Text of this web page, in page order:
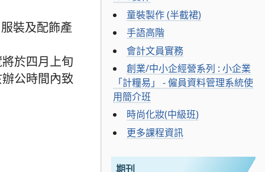
裝及配飾產
於四月上旬
公時間內致
童裝製作 (半截裙)
手語高階
會計文員實務
創業/中小企經營系列 : 小企業
「計糧易」 - 僱員資料管理系統使
用簡介班
時尚化妝(中級班)
更多課程資訊
期刊